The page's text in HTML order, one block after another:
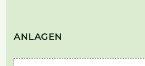
ANLAGEN